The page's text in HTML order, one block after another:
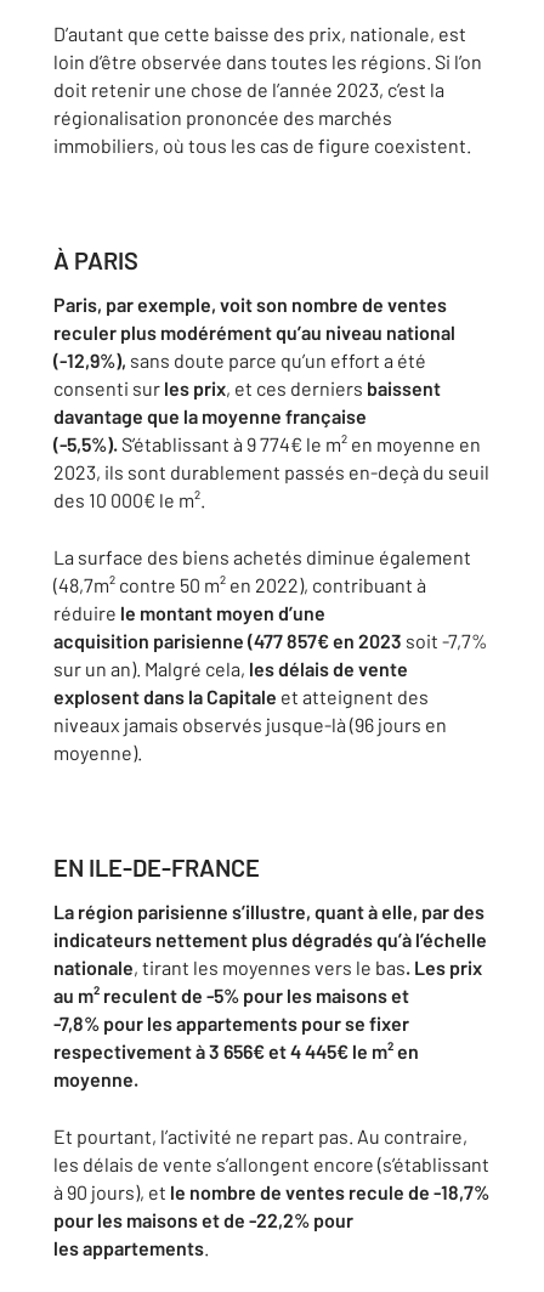
D’autant que cette baisse des prix, nationale, est
loin d’être observée dans toutes les régions. Si l’on
doit retenir une chose de l’année 2023, c’est la
régionalisation prononcée des marchés
immobiliers, où tous les cas de figure coexistent.
À PARIS
Paris, par exemple, voit son nombre de ventes
reculer plus modérément qu’au niveau national
(-12,9%), sans doute parce qu’un effort a été
consenti sur les prix, et ces derniers baissent
davantage que la moyenne française
(-5,5%).S’établissant à 9 774€ le m² en moyenne en
2023, ils sont durablement passés en-deçà du seuil
des 10 000€ le m².
La surface des biens achetés diminue également
(48,7m² contre 50 m² en 2022), contribuant à
réduire le montant moyen d’une
acquisition parisienne (477 857€ en 2023 soit -7,7%
sur un an). Malgré cela, lesdélais de vente
explosent dans la Capitale et atteignent des
niveaux jamais observés jusque-là (96 jours en
moyenne).
EN ILE-DE-FRANCE
La région parisienne s’illustre, quant à elle, par des
indicateurs nettement plus dégradés qu’à l’échelle
nationale, tirant les moyennes vers le bas. Les prix
au m² reculent de -5% pour les maisons et
-7,8% pour les appartements pour se fixer
respectivement à 3 656€ et4 445€ le m² en
moyenne.
Et pourtant, l’activité ne repart pas. Au contraire,
les délais de vente s’allongent encore (s’établissant
à 90 jours), et le nombre de ventes recule de -18,7%
pour les maisons et de -22,2% pour
lesappartements.